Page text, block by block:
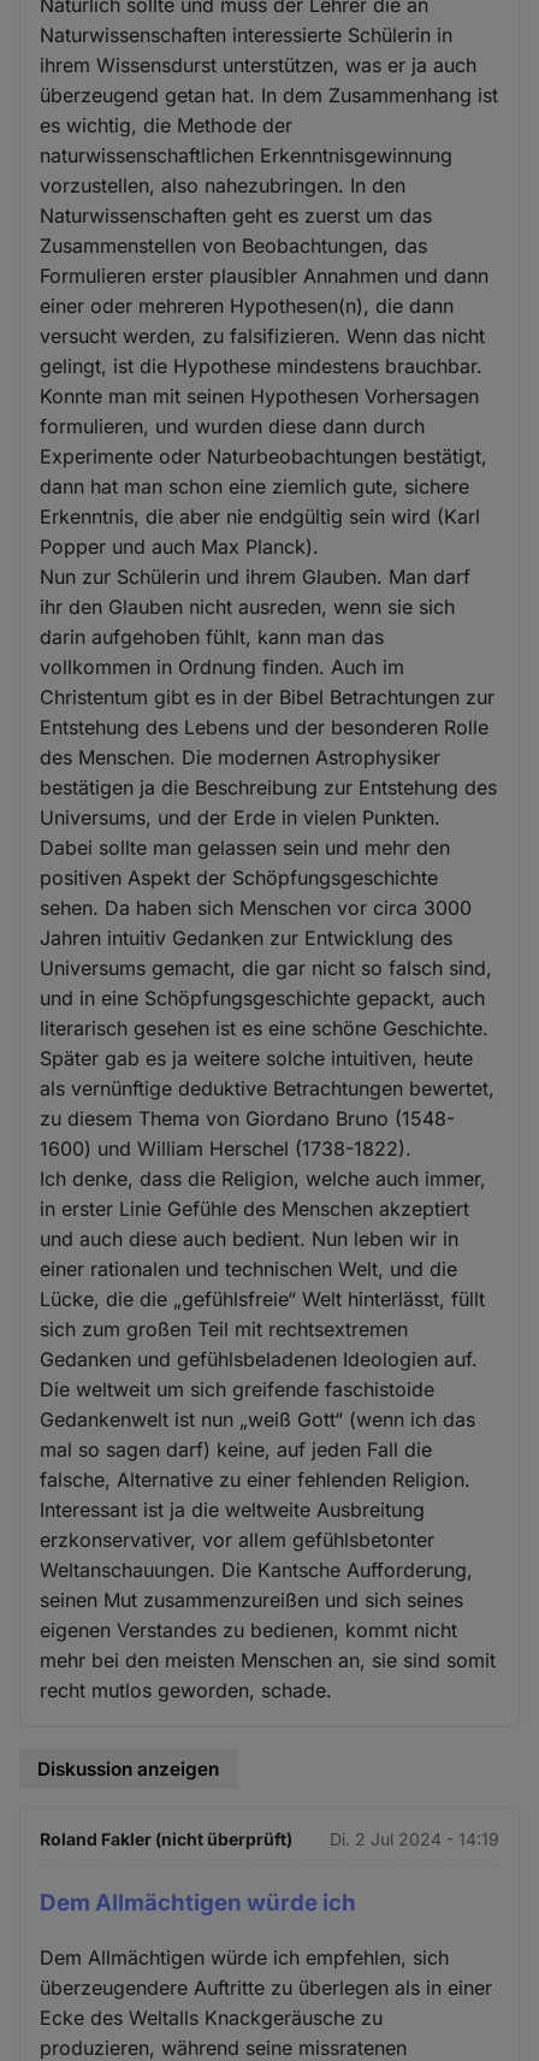
Naturwissenschaften interessierte Schülerin in
ihrem Wissensdurst unterstützen, was er ja auch
überzeugend getan hat. In dem Zusammenhang ist
es wichtig, die Methode der
naturwissenschaftlichen Erkenntnisgewinnung
vorzustellen, also nahezubringen. In den
Naturwissenschaften geht es zuerst um das
Zusammenstellen von Beobachtungen, das
Formulieren erster plausibler Annahmen und dann
einer oder mehreren Hypothesen(n), die dann
versucht werden, zu falsifizieren. Wenn das nicht
gelingt, ist die Hypothese mindestens brauchbar.
Konnte man mit seinen Hypothesen Vorhersagen
formulieren, und wurden diese dann durch
Experimente oder Naturbeobachtungen bestätigt,
dann hat man schon eine ziemlich gute, sichere
Erkenntnis, die aber nie endgültig sein wird (Karl
Popper und auch Max Planck).
Nun zur Schülerin und ihrem Glauben. Man darf
ihr den Glauben nicht ausreden, wenn sie sich
darin aufgehoben fühlt, kann man das
vollkommen in Ordnung finden. Auch im
Christentum gibt es in der Bibel Betrachtungen zur
Entstehung des Lebens und der besonderen Rolle
des Menschen. Die modernen Astrophysiker
bestätigen ja die Beschreibung zur Entstehung des
Universums, und der Erde in vielen Punkten.
Dabei sollte man gelassen sein und mehr den
positiven Aspekt der Schöpfungsgeschichte
sehen. Da haben sich Menschen vor circa 3000
Jahren intuitiv Gedanken zur Entwicklung des
Universums gemacht, die gar nicht so falsch sind,
und in eine Schöpfungsgeschichte gepackt, auch
literarisch gesehen ist es eine schöne Geschichte.
Später gab es ja weitere solche intuitiven, heute
als vernünftige deduktive Betrachtungen bewertet,
zu diesem Thema von Giordano Bruno (1548-
1600) und William Herschel (1738-1822).
Ich denke, dass die Religion, welche auch immer,
in erster Linie Gefühle des Menschen akzeptiert
und auch diese auch bedient. Nun leben wir in
einer rationalen und technischen Welt, und die
Lücke, die die „gefühlsfreie“ Welt hinterlässt, füllt
sich zum großen Teil mit rechtsextremen
Gedanken und gefühlsbeladenen Ideologien auf.
Die weltweit um sich greifende faschistoide
Gedankenwelt ist nun „weiß Gott“ (wenn ich das
mal so sagen darf) keine, auf jeden Fall die
falsche, Alternative zu einer fehlenden Religion.
Interessant ist ja die weltweite Ausbreitung
erzkonservativer, vor allem gefühlsbetonter
Weltanschauungen. Die Kantsche Aufforderung,
seinen Mut zusammenzureißen und sich seines
eigenen Verstandes zu bedienen, kommt nicht
mehr bei den meisten Menschen an, sie sind somit
recht mutlos geworden, schade.
Diskussion anzeigen
Roland Fakler (nicht überprüft) Di. 2 Jul 2024 - 14:19
Dem Allmächtigen würde ich
Dem Allmächtigen würde ich empfehlen, sich
überzeugendere Auftritte zu überlegen als in einer
Ecke des Weltalls Knackgeräusche zu
produzieren, während seine missratenen